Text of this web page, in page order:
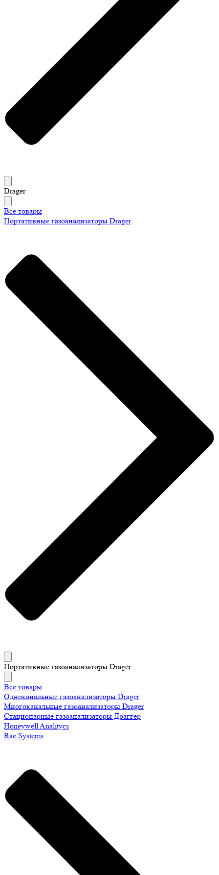
Drager
Все товары
Портативные газоанализаторы Drager
Портативные газоанализаторы Drager
Все товары
Одноканальные газоанализаторы Drager
Многоканальные газоанализаторы Drager
Стационарные газоанализаторы Драггер
Honeywell Analitycs
Rae Systems